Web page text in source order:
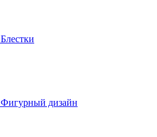
Блестки
Фигурный дизайн